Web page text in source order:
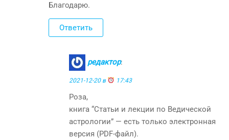
Благодарю.
Ответить
редактор:
2021-12-20 в 17:43
Роза,
книга “Статьи и лекции по Ведической
астрологии” — есть только электронная
версия (PDF-файл).